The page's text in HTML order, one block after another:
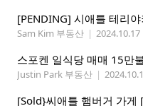
Sam Kim 부동산 | 2024.10.17
스포켄 일식당 매매 15만
Justin Park 부동산 |
[Sold}씨애틀 햄버거 가